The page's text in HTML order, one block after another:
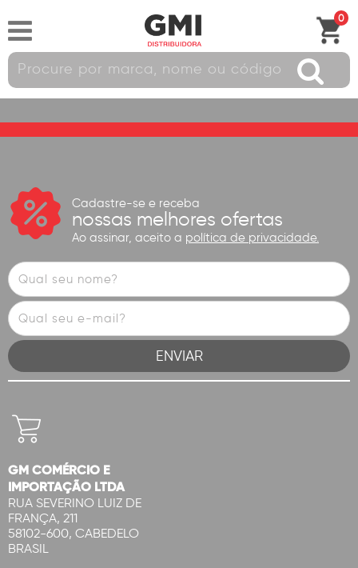
0
Cadastre-se e receba
nossas melhores ofertas
Ao assinar, aceito a política de privacidade.
GM COMÉRCIO E
IMPORTAÇÃO LTDA
RUA SEVERINO LUIZ DE
FRANÇA, 211
58102-600, CABEDELO
BRASIL